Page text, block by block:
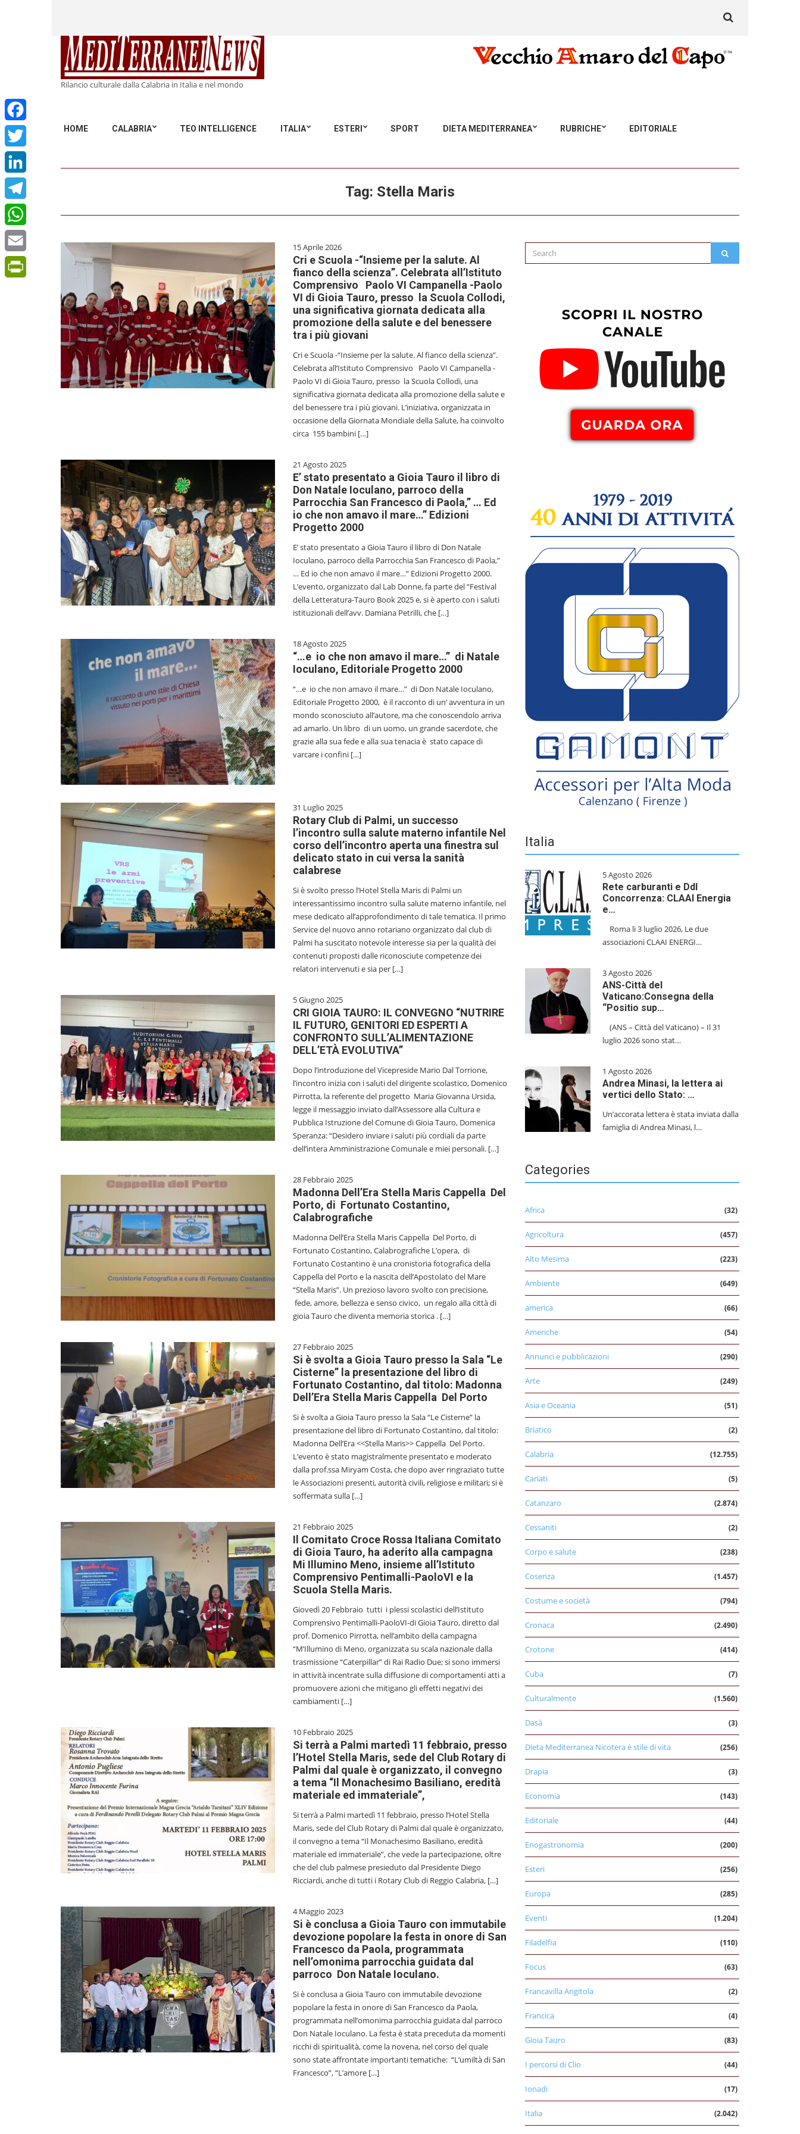
Rilancio culturale dalla Calabria in Italia e nel mondo
HOME CALABRIA TEO INTELLIGENCE ITALIA ESTERI SPORT DIETA MEDITERRANEA RUBRICHE EDITORIALE
for:
Facebook
Twitter
LinkedIn
Telegram
WhatsApp
Email
Tag: Stella Maris
15 Aprile 2026
Cri e Scuola -“Insieme per la salute. Al
fianco della scienza”. Celebrata all’Istituto
Comprensivo Paolo VI Campanella -Paolo
VI di Gioia Tauro, presso la Scuola Collodi,
una significativa giornata dedicata alla
promozione della salute e del benessere
tra i più giovani
Cri e Scuola -“Insieme per la salute. Al fianco della scienza”.
Celebrata all’Istituto Comprensivo Paolo VI Campanella -
Paolo VI di Gioia Tauro, presso la Scuola Collodi, una
significativa giornata dedicata alla promozione della salute e
del benessere tra i più giovani. L’iniziativa, organizzata in
occasione della Giornata Mondiale della Salute, ha coinvolto
circa 155 bambini […]
21 Agosto 2025
E’ stato presentato a Gioia Tauro il libro di
Don Natale Ioculano, parroco della
Parrocchia San Francesco di Paola,” … Ed
io che non amavo il mare…” Edizioni
Progetto 2000
E’ stato presentato a Gioia Tauro il libro di Don Natale
Ioculano, parroco della Parrocchia San Francesco di Paola,”
… Ed io che non amavo il mare…” Edizioni Progetto 2000.
L’evento, organizzato dal Lab Donne, fa parte del “Festival
della Letteratura-Tauro Book 2025 e, si è aperto con i saluti
istituzionali dell’avv. Damiana Petrilli, che […]
18 Agosto 2025
“…e io che non amavo il mare…” di Natale
Ioculano, Editoriale Progetto 2000
“…e io che non amavo il mare…” di Don Natale Ioculano,
Editoriale Progetto 2000, è il racconto di un’ avventura in un
mondo sconosciuto all’autore, ma che conoscendolo arriva
ad amarlo. Un libro di un uomo, un grande sacerdote, che
grazie alla sua fede e alla sua tenacia è stato capace di
varcare i confini […]
31 Luglio 2025
Rotary Club di Palmi, un successo
l’incontro sulla salute materno infantile Nel
corso dell’incontro aperta una finestra sul
delicato stato in cui versa la sanità
calabrese
Si è svolto presso l’Hotel Stella Maris di Palmi un
interessantissimo incontro sulla salute materno infantile, nel
mese dedicato all’approfondimento di tale tematica. Il primo
Service del nuovo anno rotariano organizzato dal club di
Palmi ha suscitato notevole interesse sia per la qualità dei
contenuti proposti dalle riconosciute competenze dei
relatori intervenuti e sia per […]
5 Giugno 2025
CRI GIOIA TAURO: IL CONVEGNO “NUTRIRE
IL FUTURO, GENITORI ED ESPERTI A
CONFRONTO SULL’ALIMENTAZIONE
DELL’ETÀ EVOLUTIVA”
Dopo l’introduzione del Vicepreside Mario Dal Torrione,
l’incontro inizia con i saluti del dirigente scolastico, Domenico
Pirrotta, la referente del progetto Maria Giovanna Ursida,
legge il messaggio inviato dall’Assessore alla Cultura e
Pubblica Istruzione del Comune di Gioia Tauro, Domenica
Speranza: “Desidero inviare i saluti più cordiali da parte
dell’intera Amministrazione Comunale e miei personali. […]
28 Febbraio 2025
Madonna Dell’Era Stella Maris Cappella Del
Porto, di Fortunato Costantino,
Calabrografiche
Madonna Dell’Era Stella Maris Cappella Del Porto, di
Fortunato Costantino, Calabrografiche L’opera, di
Fortunato Costantino è una cronistoria fotografica della
Cappella del Porto e la nascita dell’Apostolato del Mare
“Stella Maris”. Un prezioso lavoro svolto con precisione,
fede, amore, bellezza e senso civico, un regalo alla città di
gioia Tauro che diventa memoria storica . […]
27 Febbraio 2025
Si è svolta a Gioia Tauro presso la Sala “Le
Cisterne” la presentazione del libro di
Fortunato Costantino, dal titolo: Madonna
Dell’Era Stella Maris Cappella Del Porto
Si è svolta a Gioia Tauro presso la Sala “Le Cisterne” la
presentazione del libro di Fortunato Costantino, dal titolo:
Madonna Dell’Era <<Stella Maris>> Cappella Del Porto.
L’evento è stato magistralmente presentato e moderato
dalla prof.ssa Miryam Costa, che dopo aver ringraziato tutte
le Associazioni presenti, autorità civili, religiose e militari; si è
soffermata sulla […]
21 Febbraio 2025
Il Comitato Croce Rossa Italiana Comitato
di Gioia Tauro, ha aderito alla campagna
Mi Illumino Meno, insieme all’Istituto
Comprensivo Pentimalli-PaoloVI e la
Scuola Stella Maris.
Giovedì 20 Febbraio tutti i plessi scolastici dell’Istituto
Comprensivo Pentimalli-PaoloVI-di Gioia Tauro, diretto dal
prof. Domenico Pirrotta, nell’ambito della campagna
“M’Illumino di Meno, organizzata su scala nazionale dalla
trasmissione “Caterpillar” di Rai Radio Due; si sono immersi
in attività incentrate sulla diffusione di comportamenti atti a
promuovere azioni che mitigano gli effetti negativi dei
cambiamenti […]
10 Febbraio 2025
Si terrà a Palmi martedì 11 febbraio, presso
l’Hotel Stella Maris, sede del Club Rotary di
Palmi dal quale è organizzato, il convegno
a tema “Il Monachesimo Basiliano, eredità
materiale ed immateriale”,
Si terrà a Palmi martedì 11 febbraio, presso l’Hotel Stella
Maris, sede del Club Rotary di Palmi dal quale è organizzato,
il convegno a tema “Il Monachesimo Basiliano, eredità
materiale ed immateriale”, che vede la partecipazione, oltre
che del club palmese presieduto dal Presidente Diego
Ricciardi, anche di tutti i Rotary Club di Reggio Calabria, […]
4 Maggio 2023
Si è conclusa a Gioia Tauro con immutabile
devozione popolare la festa in onore di San
Francesco da Paola, programmata
nell’omonima parrocchia guidata dal
parroco Don Natale Ioculano.
Si è conclusa a Gioia Tauro con immutabile devozione
popolare la festa in onore di San Francesco da Paola,
programmata nell’omonima parrocchia guidata dal parroco
Don Natale Ioculano. La festa è stata preceduta da momenti
ricchi di spiritualità, come la novena, nel corso del quale
sono state affrontate importanti tematiche: “L’umiltà di San
Francesco”, “L’amore […]
Search
for:
Italia
5 Agosto 2026
Rete carburanti e Ddl
Concorrenza: CLAAI Energia
e…
​Roma li 3 luglio 2026, Le due
associazioni CLAAI ENERGI…
3 Agosto 2026
ANS-Città del
Vaticano:Consegna della
“Positio sup…
(ANS – Città del Vaticano) – Il 31
luglio 2026 sono stat…
1 Agosto 2026
Andrea Minasi, la lettera ai
vertici dello Stato: …
Un’accorata lettera è stata inviata dalla
famiglia di Andrea Minasi, l…
Categories
Africa (32)
Agricoltura (457)
Alto Mesima (223)
Ambiente (649)
america (66)
Americhe (54)
Annunci e pubblicazioni (290)
Arte (249)
Asia e Oceania (51)
Briatico (2)
Calabria (12.755)
Cariati (5)
Catanzaro (2.874)
Cessaniti (2)
Corpo e salute (238)
Cosenza (1.457)
Costume e società (794)
Cronaca (2.490)
Crotone (414)
Cuba (7)
Culturalmente (1.560)
Dasà (3)
Dieta Mediterranea Nicotera è stile di vita (256)
Drapia (3)
Economia (143)
Editoriale (44)
Enogastronomia (200)
Esteri (256)
Europa (285)
Eventi (1.204)
Filadelfia (110)
Focus (63)
Francavilla Angitola (2)
Francica (4)
Gioia Tauro (83)
I percorsi di Clio (44)
Ionadi (17)
Italia (2.042)